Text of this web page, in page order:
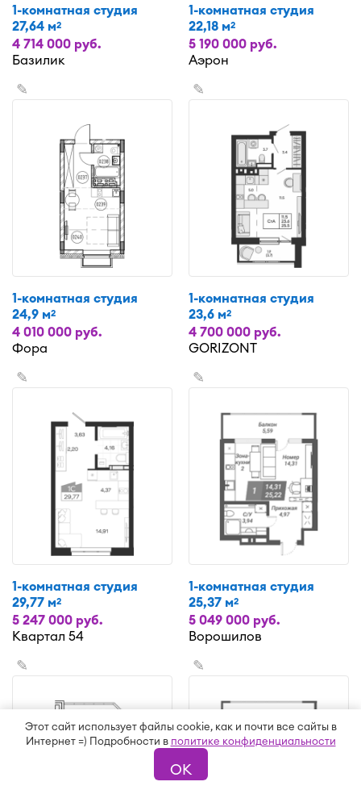
Этот сайт использует файлы cookie, как и почти все сайты в
Интернет =) Подробности в политике конфиденциальности
ОК
1-комнатная студия
27,64 м2
4 714 000 руб.
Базилик
1-комнатная студия
22,18 м2
5 190 000 руб.
Аэрон
✎
1-комнатная студия
24,9 м2
4 010 000 руб.
Фора
✎
1-комнатная студия
23,6 м2
4 700 000 руб.
GORIZONT
✎
1-комнатная студия
29,77 м2
5 247 000 руб.
Квартал 54
✎
1-комнатная студия
25,37 м2
5 049 000 руб.
Ворошилов
✎ ✎